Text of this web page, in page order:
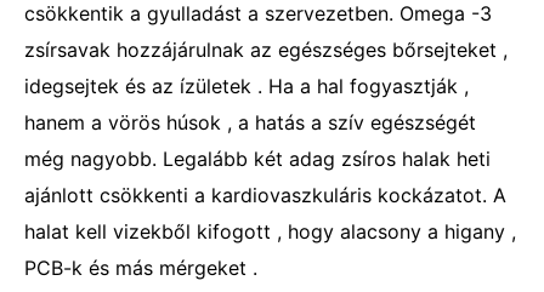
csökkentik a gyulladást a szervezetben. Omega -3
zsírsavak hozzájárulnak az egészséges bőrsejteket ,
idegsejtek és az ízületek . Ha a hal fogyasztják ,
hanem a vörös húsok , a hatás a szív egészségét
még nagyobb. Legalább két adag zsíros halak heti
ajánlott csökkenti a kardiovaszkuláris kockázatot. A
halat kell vizekből kifogott , hogy alacsony a higany ,
PCB-k és más mérgeket .